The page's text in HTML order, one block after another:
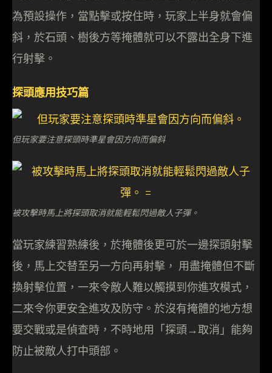
為預設操作，當點擊或按住時，玩家上半身就會偏
斜，於石頭、樹後方等掩體就可以不露出全身下進
行射擊。
探頭應用技巧篇
但玩家要注意探頭時準星會因方向而偏斜
被攻擊時馬上將探頭取消就能輕鬆閃過敵人子彈。
當玩家練習熟練後，於掩體後更可於一邊探頭射擊
後，馬上交替至另一方向再射擊， 用盡掩體但不斷
換射擊位置，一來令敵人難以觸摸到你進攻模式，
二來令你更安全進攻及防守。於沒有掩體的地方想
要交戰或是偵查時，不時地用「探頭→取消」能夠
防止被敵人打中頭部。